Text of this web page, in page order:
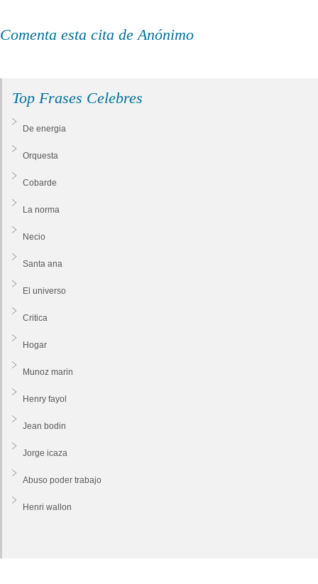
Comenta esta cita de Anónimo
Top Frases Celebres
De energia
Orquesta
Cobarde
La norma
Necio
Santa ana
El universo
Critica
Hogar
Munoz marin
Henry fayol
Jean bodin
Jorge icaza
Abuso poder trabajo
Henri wallon